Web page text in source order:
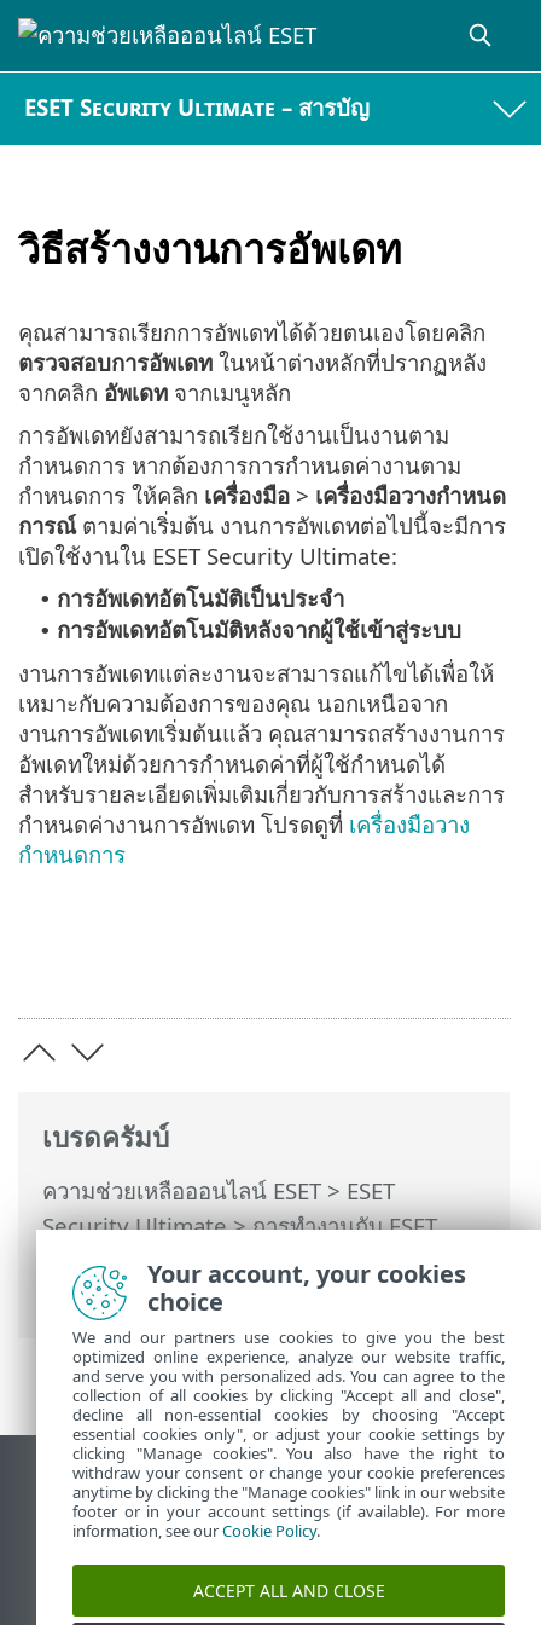
ESET Security Ultimate – สารบัญ
วิธีสร้างงานการอัพเดท
เบรดครัมบ์
ความช่วยเหลือออนไลน์ ESET> ESET
Security Ultimate>การทำงานกับ ESET
Security Ultimate
อัพเดท
งานการอัพเดท
คุณสามารถเรียกการอัพเดทได้ด้วยตนเองโดยคลิก
ตรวจสอบการอัพเดท ในหน้าต่างหลักที่ปรากฏหลัง
จากคลิก อัพเดท จากเมนูหลัก
การอัพเดทยังสามารถเรียกใช้งานเป็นงานตาม
กำหนดการ หากต้องการการกำหนดค่างานตาม
กำหนดการ ให้คลิก เครื่องมือ > เครื่องมือวางกำหนด
การณ์ตามค่าเริ่มต้น งานการอัพเดทต่อไปนี้จะมีการ
เปิดใช้งานใน ESET Security Ultimate:
• การอัพเดทอัตโนมัติเป็นประจำ
• การอัพเดทอัตโนมัติหลังจากผู้ใช้เข้าสู่ระบบ
งานการอัพเดทแต่ละงานจะสามารถแก้ไขได้เพื่อให้
เหมาะกับความต้องการของคุณ นอกเหนือจาก
งานการอัพเดทเริ่มต้นแล้ว คุณสามารถสร้างงานการ
อัพเดทใหม่ด้วยการกำหนดค่าที่ผู้ใช้กำหนดได้
สำหรับรายละเอียดเพิ่มเติมเกี่ยวกับการสร้างและการ
กำหนดค่างานการอัพเดท โปรดดูที่ เครื่องมือวาง
กำหนดการ
ดูไซต์เดสก์ท็อป
End of Life
Your account, your cookies
choice
We and our partners use cookies to give you the best
optimized online experience, analyze our website traffic,
and serve you with personalized ads. You can agree to the
collection of all cookies by clicking "Accept all and close",
decline all non-essential cookies by choosing "Accept
essential cookies only", or adjust your cookie settings by
clicking "Manage cookies". You also have the right to
withdraw your consent or change your cookie preferences
anytime by clicking the "Manage cookies" link in our website
footer or in your account settings (if available). For more
information, see ourCookie Policy.
ACCEPT ALL AND CLOSE